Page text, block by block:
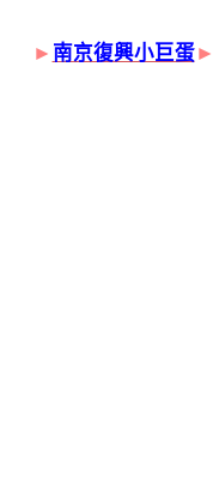
► 南京復興小巨蛋►